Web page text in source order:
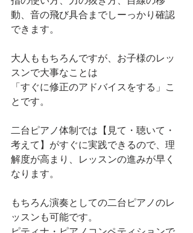
動、音の飛び具合までしーっかり確認
できます。
大人ももちろんですが、お子様のレッ
スンで大事なことは
「すぐに修正のアドバイスをする」こ
とです。
二台ピアノ体制では【見て・聴いて・
考えて】がすぐに実践できるので、理
解度が高まり、レッスンの進みが早く
なります。
もちろん演奏としての二台ピアノのレ
ッスンも可能です。